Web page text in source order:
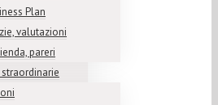
Plan
valutazioni
pareri